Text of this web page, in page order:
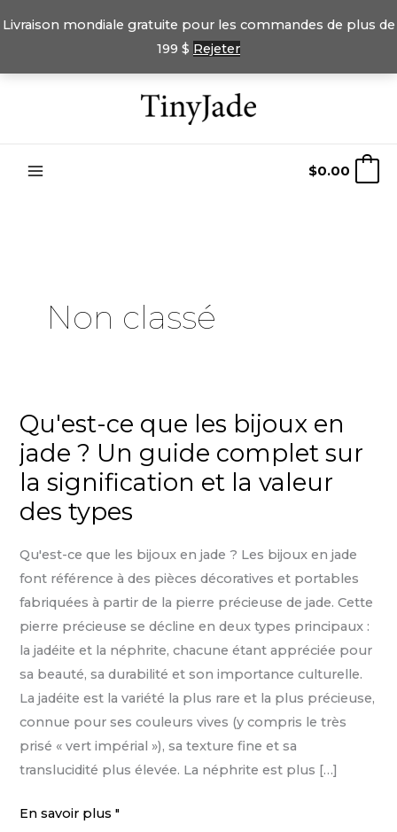
Livraison mondiale gratuite pour les commandes de plus de
199 $ Rejeter
$0.00
Non classé
Qu'est-ce que les bijoux en
jade ? Un guide complet sur
la signification et la valeur
des types
Qu'est-ce que les bijoux en jade ? Les bijoux en jade
font référence à des pièces décoratives et portables
fabriquées à partir de la pierre précieuse de jade. Cette
pierre précieuse se décline en deux types principaux :
la jadéite et la néphrite, chacune étant appréciée pour
sa beauté, sa durabilité et son importance culturelle.
La jadéite est la variété la plus rare et la plus précieuse,
connue pour ses couleurs vives (y compris le très
prisé « vert impérial »), sa texture fine et sa
translucidité plus élevée. La néphrite est plus […]
Qu'est-
En savoir plus "